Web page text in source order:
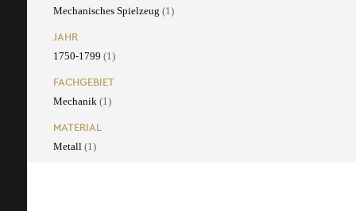
Mechanisches Spielzeug (1)
JAHR
1750-1799 (1)
FACHGEBIET
Mechanik (1)
MATERIAL
Metall (1)